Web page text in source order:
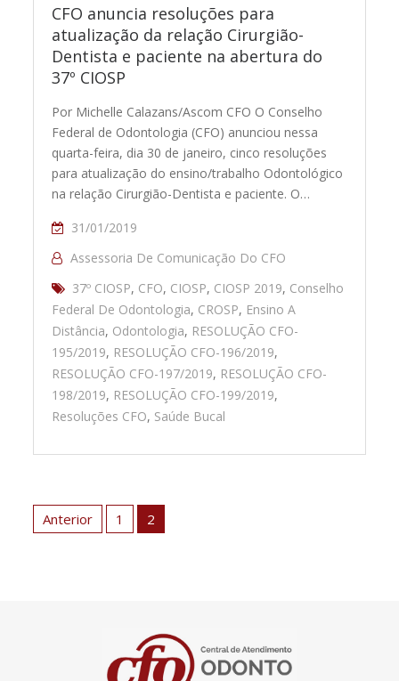
CFO anuncia resoluções para
atualização da relação Cirurgião-
Dentista e paciente na abertura do
37º CIOSP
Por Michelle Calazans/Ascom CFO O Conselho
Federal de Odontologia (CFO) anunciou nessa
quarta-feira, dia 30 de janeiro, cinco resoluções
para atualização do ensino/trabalho Odontológico
na relação Cirurgião-Dentista e paciente. O…
31/01/2019
Assessoria De Comunicação Do CFO
37º CIOSP, CFO, CIOSP, CIOSP 2019, Conselho
Federal De Odontologia, CROSP, Ensino A
Distância, Odontologia, RESOLUÇÃO CFO-
195/2019, RESOLUÇÃO CFO-196/2019,
RESOLUÇÃO CFO-197/2019, RESOLUÇÃO CFO-
198/2019, RESOLUÇÃO CFO-199/2019,
Resoluções CFO, Saúde Bucal
Paginação
de
Anterior 1 2